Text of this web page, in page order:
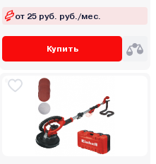
от 25 руб. руб./мес.
Купить